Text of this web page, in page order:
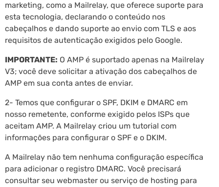
marketing, como a Mailrelay, que oferece suporte para
esta tecnologia, declarando o conteúdo nos
cabeçalhos e dando suporte ao envio com TLS e aos
requisitos de autenticação exigidos pelo Google.
IMPORTANTE: O AMP é suportado apenas na Mailrelay
V3; você deve solicitar a ativação dos cabeçalhos de
AMP em sua conta antes de enviar.
2- Temos que configurar o SPF, DKIM e DMARC em
nosso remetente, conforme exigido pelos ISPs que
aceitam AMP. A Mailrelay criou um tutorial com
informações para configurar o SPF e o DKIM.
A Mailrelay não tem nenhuma configuração específica
para adicionar o registro DMARC. Você precisará
consultar seu webmaster ou serviço de hosting para